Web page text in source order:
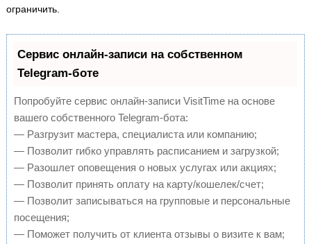
ограничить.
Сервис онлайн-записи на собственном
Telegram-боте
Попробуйте сервис онлайн-записи VisitTime на основе
вашего собственного Telegram-бота:
— Разгрузит мастера, специалиста или компанию;
— Позволит гибко управлять расписанием и загрузкой;
— Разошлет оповещения о новых услугах или акциях;
— Позволит принять оплату на карту/кошелек/счет;
— Позволит записываться на групповые и персональные
посещения;
— Поможет получить от клиента отзывы о визите к вам;